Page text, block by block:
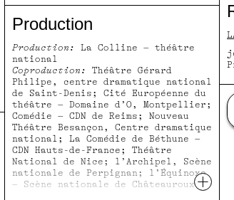
Production
Production:
La Colline – théâtre
national
Coproduction:
Théâtre Gérard
Philipe, centre dramatique national
de Saint-Denis; Cité Européenne du
théâtre – Domaine d’O, Montpellier;
Comédie – CDN de Reims; Nouveau
Théâtre Besançon, Centre dramatique
national; La Comédie de Béthune –
CDN Hauts-de-France; Théâtre
National de Nice; l’Archipel, Scène
nationale de Perpignan; l’Équinoxe
– Scène nationale de Châteauroux;+